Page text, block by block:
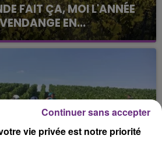
FAIT ÇA, MOI L'ANNÉE
EN...
a débuté ce jeudi 6
de Montgueux (Aube). Du
vie privée est notre priorité
Continuer sans accepter